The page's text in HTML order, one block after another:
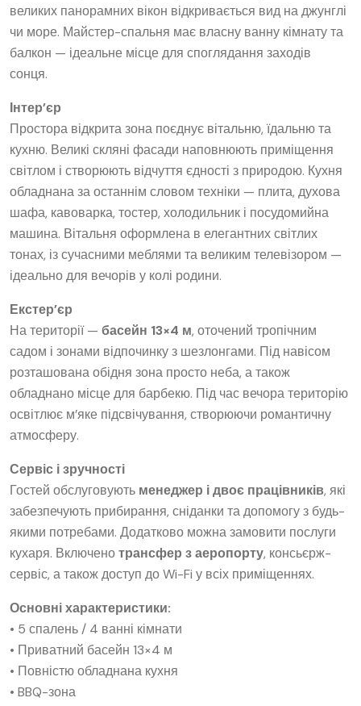
великих панорамних вікон відкривається вид на джунглі
чи море. Майстер-спальня має власну ванну кімнату та
балкон — ідеальне місце для споглядання заходів
сонця.
Інтер’єр
Простора відкрита зона поєднує вітальню, їдальню та
кухню. Великі скляні фасади наповнюють приміщення
світлом і створюють відчуття єдності з природою. Кухня
обладнана за останнім словом техніки — плита, духова
шафа, кавоварка, тостер, холодильник і посудомийна
машина. Вітальня оформлена в елегантних світлих
тонах, із сучасними меблями та великим телевізором —
ідеально для вечорів у колі родини.
Екстер’єр
На території — басейн 13×4 м, оточений тропічним
садом і зонами відпочинку з шезлонгами. Під навісом
розташована обідня зона просто неба, а також
обладнано місце для барбекю. Під час вечора територію
освітлює м’яке підсвічування, створюючи романтичну
атмосферу.
Сервіс і зручності
Гостей обслуговують менеджер і двоє працівників, які
забезпечують прибирання, сніданки та допомогу з будь-
якими потребами. Додатково можна замовити послуги
кухаря. Включенотрансфер з аеропорту, консьєрж-
сервіс, а також доступ до Wi-Fi у всіх приміщеннях.
Основні характеристики:
• 5 спалень / 4 ванні кімнати
• Приватний басейн 13×4 м
• Повністю обладнана кухня
• BBQ-зона